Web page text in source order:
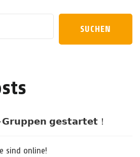
SUCHEN
𝗴𝗲𝘀𝘁𝗮𝗿𝘁𝗲𝘁！
sind online!